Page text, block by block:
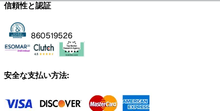
信頼性と認証
860519526
安全な支払い方法: